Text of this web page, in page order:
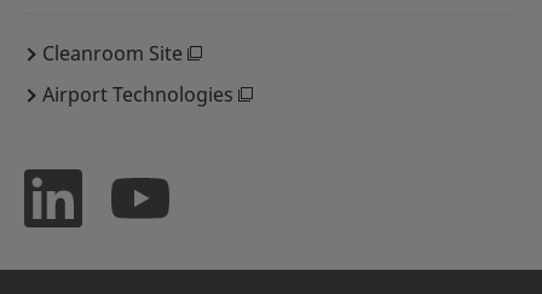
Cleanroom Site
Airport Technologies